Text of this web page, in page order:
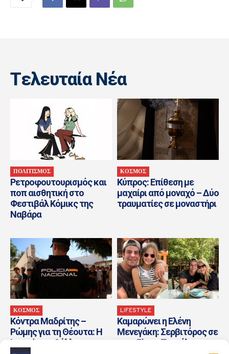
Tελευταία Nέα
ΠΟΛΙΤΙΣΜΟΣ
Ρετροφουτουρισμός και
ποπ αισθητική στο
Φεστιβάλ Κόμικς της
Ναβάρα
ΚΟΣΜΟΣ
Κύπρος: Επίθεση με
μαχαίρι από μοναχό – Δύο
τραυματίες σε μοναστήρι
ΚΟΣΜΟΣ
Κόντρα Μαδρίτης –
Ρώμης για τη Θέουτα: Η
Ισπανία επιβάλλει
LIFESTYLE
Καμαρώνει η Ελένη
Μενεγάκη: Σερβιτόρος σε
μαγαζί της Πεντέλης ο